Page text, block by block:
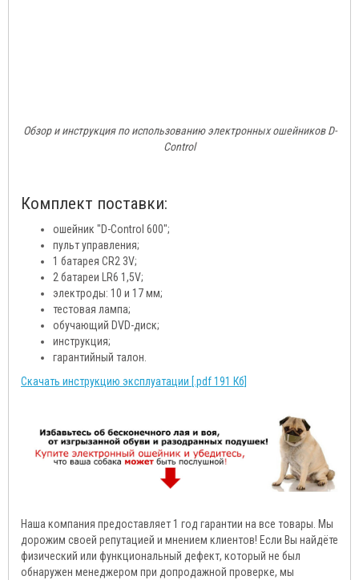
Обзор и инструкция по использованию электронных ошейников D-
Control
Комплект поставки:
ошейник "D-Control 600";
пульт управления;
1 батарея CR2 3V;
2 батареи LR6 1,5V;
электроды: 10 и 17 мм;
тестовая лампа;
обучающий DVD-диск;
инструкция;
гарантийный талон.
Скачать инструкцию эксплуатации [.pdf 191 Кб]
Наша компания предоставляет 1 год гарантии на все товары. Мы
дорожим своей репутацией и мнением клиентов! Если Вы найдёте
физический или функциональный дефект, который не был
обнаружен менеджером при допродажной проверке, мы